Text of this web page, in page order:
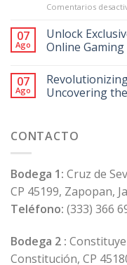
Comentarios
07
Ago
Unlock
Online Gaming
07
Ago
Uncovering
CONTACTO
Bodega 1: Cruz de
CP 45199, Zapopan,
Teléfono: (333) 366
Bodega 2 :
Constitución, CP